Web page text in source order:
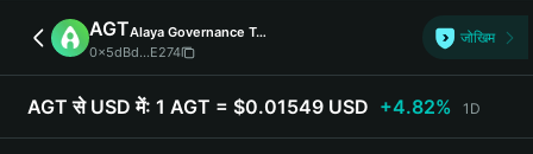
Deutsch
简体中文
繁體中文
Português (Portugal)
AGT
Alaya Governance Token
0x5dBd...E274
जोखिम
AGT से USD में: 1 AGT = $0.01549 USD +4.82% 1D